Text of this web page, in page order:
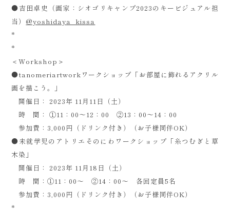
●吉田卓史（画家：シオゴリキャンプ2023のキービジュアル担
当） @yoshidaya_kissa
*
*
＜Workshop＞
●tanomeriartworkワークショップ「お部屋に飾れるアクリル
画を描こう。」
開催日： 2023年 11月11日（土）
時 間： ①11：00～12：00 ②13：00～14：00
参加費：3,000円（ドリンク付き）（お子様同伴OK）
●未就学児のアトリエそのにわワークショップ「糸つむぎと草
木染」
開催日： 2023年 11月18日（土）
時 間：①11：00～ ②14：00～ 各回定員5名
参加費：3,000円（ドリンク付き）（お子様同伴OK）
*